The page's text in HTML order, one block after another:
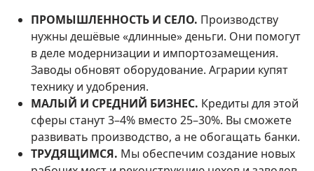
ПРОМЫШЛЕННОСТЬ И СЕЛО. Производству
нужны дешёвые «длинные» деньги. Они помогут
в деле модернизации и импортозамещения.
Заводы обновят оборудование. Аграрии купят
технику и удобрения.
МАЛЫЙ И СРЕДНИЙ БИЗНЕС. Кредиты для этой
сферы станут 3–4% вместо 25–30%. Вы сможете
развивать производство, а не обогащать банки.
ТРУДЯЩИМСЯ. Мы обеспечим создание новых